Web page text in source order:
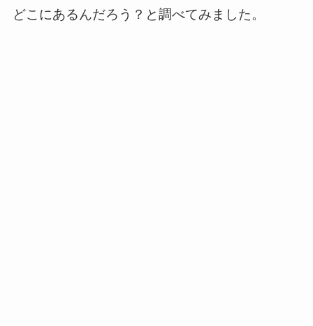
どこにあるんだろう？と調べてみました。